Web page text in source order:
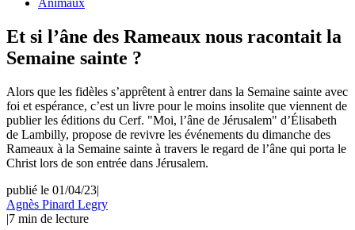
Animaux
Et si l’âne des Rameaux nous racontait la
Semaine sainte ?
Alors que les fidèles s’apprêtent à entrer dans la Semaine sainte avec
foi et espérance, c’est un livre pour le moins insolite que viennent de
publier les éditions du Cerf. "Moi, l’âne de Jérusalem" d’Élisabeth
de Lambilly, propose de revivre les événements du dimanche des
Rameaux à la Semaine sainte à travers le regard de l’âne qui porta le
Christ lors de son entrée dans Jérusalem.
publié le 01/04/23|
Agnès Pinard Legry
|7 min de lecture